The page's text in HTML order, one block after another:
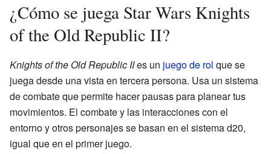
¿Cómo se juega Star Wars Knights
of the Old Republic II?
Knights of the Old Republic IIes un juego de rol que se
juega desde una vista en tercera persona. Usa un sistema
de combate que permite hacer pausas para planear tus
movimientos. El combate y las interacciones con el
entorno y otros personajes se basan en el sistema d20,
igual que en el primer juego.